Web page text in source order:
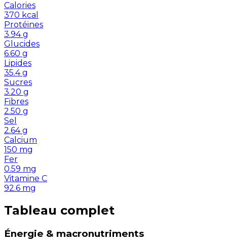
Calories
370 kcal
Protéines
3.94 g
Glucides
6.60 g
Lipides
35.4 g
Sucres
3.20 g
Fibres
2.50 g
Sel
2.64 g
Calcium
150 mg
Fer
0.59 mg
Vitamine C
92.6 mg
Tableau complet
Énergie & macronutriments